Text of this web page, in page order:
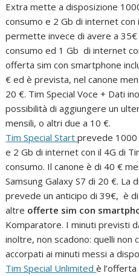
Extra mette a disposizione
consumo e 2 Gb di internet con
permette invece di avere a
consumo ed 1 Gb di internet
offerta sim con smartphone
€ ed è prevista, nel canone
20 €. Tim Special Voce + Dati
possibilità di aggiungere un
mensili, o altri due a 10 €.
Tim Special Startprevede
e 2 Gb di internet con il 4G di
consumo. Il canone è di 40 €
Samsung Galaxy S7 di 20 €. La
prevede un anticipo di 39€, è
altre offerte sim con
Komparatore. I minuti previsti
inoltre, non scadono: quelli non
accorpati ai minuti messi a
Tim Special Unlimitedè